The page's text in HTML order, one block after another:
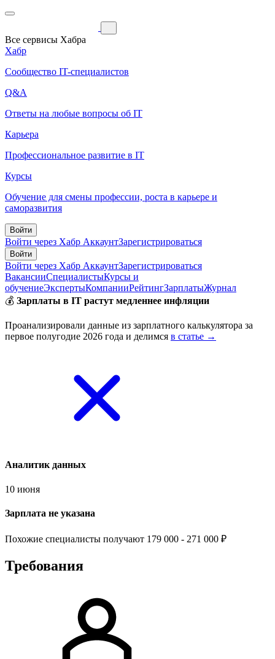
Все сервисы Хабра
Хабр
Сообщество IT-специалистов
Q&A
Ответы на любые вопросы об IT
Карьера
Профессиональное развитие в IT
Курсы
Обучение для смены профессии, роста в карьере и
саморазвития
Войти
Войти через Хабр АккаунтЗарегистрироваться
Войти
Войти через Хабр АккаунтЗарегистрироваться
ВакансииСпециалистыКурсы и
обучениеЭкспертыКомпанииРейтингЗарплатыЖурнал
💰 Зарплаты в IT растут медленнее инфляции
Проанализировали данные из зарплатного калькулятора за
первое полугодие 2026 года и делимся в статье →
Аналитик данных
10 июня
Зарплата не указана
Похожие специалисты получают 179 000 - 271 000 ₽
Требования